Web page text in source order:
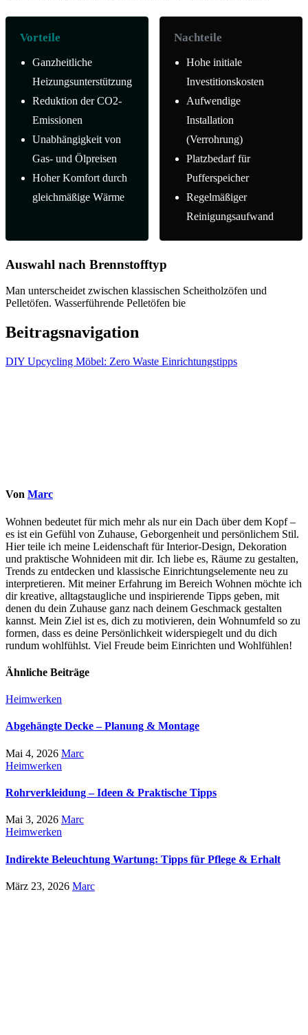
Vorteile
Ganzheitliche
Heizungsunterstützung
Reduktion der CO2-
Emissionen
Unabhängigkeit von
Gas- und Ölpreisen
Hoher Komfort durch
gleichmäßige Wärme
Nachteile
Hohe initiale
Investitionskosten
Aufwendige
Installation
(Verrohrung)
Platzbedarf für
Pufferspeicher
Regelmäßiger
Reinigungsaufwand
Auswahl nach Brennstofftyp
Man unterscheidet zwischen klassischen Scheitholzöfen und
Pelletöfen. Wasserführende Pelletöfen bie
Beitragsnavigation
DIY Upcycling Möbel: Zero Waste Einrichtungstipps
Von Marc
Wohnen bedeutet für mich mehr als nur ein Dach über dem Kopf –
es ist ein Gefühl von Zuhause, Geborgenheit und persönlichem Stil.
Hier teile ich meine Leidenschaft für Interior-Design, Dekoration
und praktische Wohnideen mit dir. Ich liebe es, Räume zu gestalten,
Trends zu entdecken und klassische Einrichtungselemente neu zu
interpretieren. Mit meiner Erfahrung im Bereich Wohnen möchte ich
dir kreative, alltagstaugliche und inspirierende Tipps geben, mit
denen du dein Zuhause ganz nach deinem Geschmack gestalten
kannst. Mein Ziel ist es, dich zu motivieren, dein Wohnumfeld so zu
formen, dass es deine Persönlichkeit widerspiegelt und du dich
rundum wohlfühlst. Viel Freude beim Einrichten und Wohlfühlen!
Ähnliche Beiträge
Heimwerken
Abgehängte Decke – Planung & Montage
Mai 4, 2026 Marc
Heimwerken
Rohrverkleidung – Ideen & Praktische Tipps
Mai 3, 2026 Marc
Heimwerken
Indirekte Beleuchtung Wartung: Tipps für Pflege & Erhalt
März 23, 2026 Marc